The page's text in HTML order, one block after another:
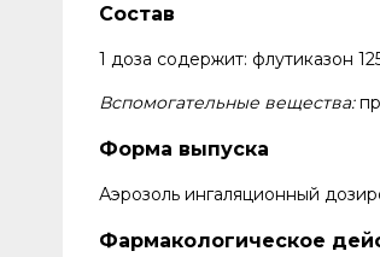
Состав
1 доза содержит: флутиказон
Вспомогательные вещества:
Форма выпуска
Аэрозоль ингаляционный
Фармакологическое